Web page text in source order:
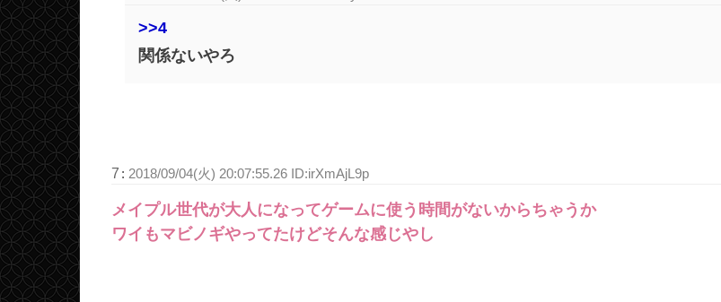
>>4
関係ないやろ
7 : 2018/09/04(火) 20:07:55.26 ID:irXmAjL9p
メイプル世代が大人になってゲームに使う時間がないからちゃうか
ワイもマビノギやってたけどそんな感じやし